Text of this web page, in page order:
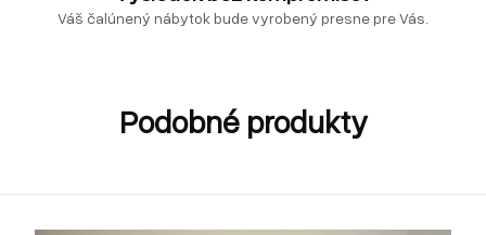
Váš čalúnený nábytok bude vyrobený presne pre Vás.
Podobné produkty